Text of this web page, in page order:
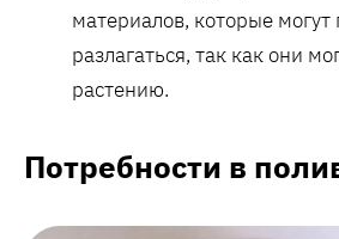
материалов, которые могут
разлагаться, так как они
растению.
Потребности в